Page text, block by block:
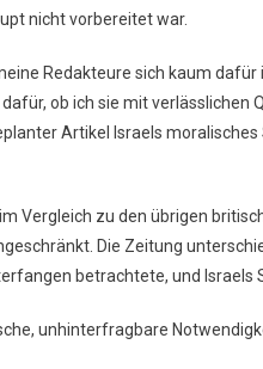
nicht vorbereitet war.
Redakteure sich kaum
ob ich sie mit verlässlichen
Artikel Israels
Vergleich zu den übrigen
Die Zeitung
betrachtete, und Israels
unhinterfragbare